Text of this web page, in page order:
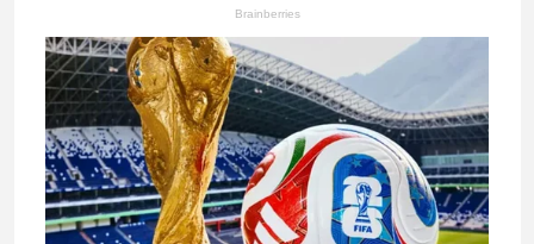
Brainberries